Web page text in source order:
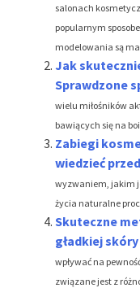
salonach
popularnym
modelowania są
Jak
Sprawdzone
wielu miłośników
bawiących się na
Zabiegi
wiedzieć
wyzwaniem, jakim
życia naturalne
Skuteczne
gładkiej skóry
wpływać na
związane jest z